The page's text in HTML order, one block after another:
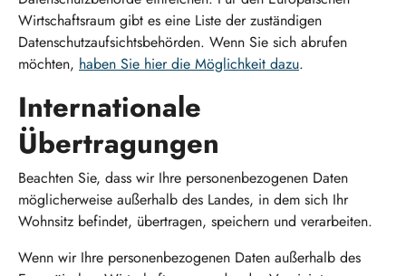
Wirtschaftsraum gibt es eine Liste der zuständigen
Datenschutzaufsichtsbehörden. Wenn Sie sich abrufen
möchten, haben Sie hier die Möglichkeit dazu.
Internationale
Übertragungen
Beachten Sie, dass wir Ihre personenbezogenen Daten
möglicherweise außerhalb des Landes, in dem sich Ihr
Wohnsitz befindet, übertragen, speichern und verarbeiten.
Wenn wir Ihre personenbezogenen Daten außerhalb des